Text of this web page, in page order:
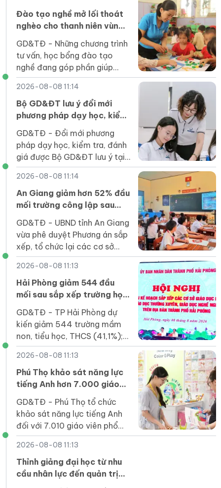
đồng.
Đào tạo nghề mở lối thoát
nghèo cho thanh niên vùng
cao Lai Châu
GD&TĐ - Những chương trình
tư vấn, học bổng đào tạo
nghề đang góp phần giúp
thanh niên Lai Châu trở lại
giảng đường, mở ra kỳ vọng
về nghề nghiệp ổn định.
2026-08-08 11:14
Bộ GD&ĐT lưu ý đổi mới
phương pháp dạy học, kiểm
tra đánh giá trong năm học
mới
GD&TĐ - Đổi mới phương
pháp dạy học, kiểm tra, đánh
giá được Bộ GD&ĐT lưu ý tại
hướng dẫn thực hiện nhiệm vụ
giáo dục phổ thông năm học
2026-2027.
2026-08-08 11:14
An Giang giảm hơn 52% đầu
mối trường công lập sau
GD&TĐ - UBND tỉnh An Giang
vừa phê duyệt Phương án sắp
xếp, tổ chức lại các cơ sở
giáo dục mầm non, phổ
thông, GDTX, GDNN công lập
trên địa bàn tỉnh.
2026-08-08 11:13
Hải Phòng giảm 544 đầu
mối sau sắp xếp trường học
GD&TĐ - TP Hải Phòng dự
kiến giảm 544 trường mầm
non, tiểu học, THCS (41,1%);
đảm bảo mô hình một trường
chính, có các phân hiệu, điểm
trường.
2026-08-08 11:13
Phú Thọ khảo sát năng lực
tiếng Anh hơn 7.000 giáo
viên phổ thông
GD&TĐ - Phú Thọ tổ chức
khảo sát năng lực tiếng Anh
đối với 7.010 giáo viên phổ
thông năm 2026.
2026-08-08 11:13
Thỉnh giảng đại học từ nhu
cầu nhân lực đến quản trị